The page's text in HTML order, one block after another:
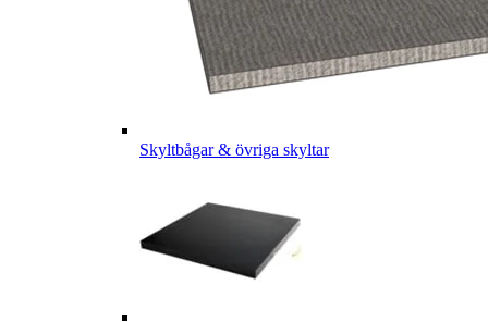
Skyltbågar & övriga skyltar